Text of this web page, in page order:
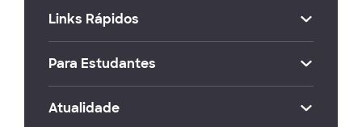
Links Rápidos
Para Estudantes
Atualidade